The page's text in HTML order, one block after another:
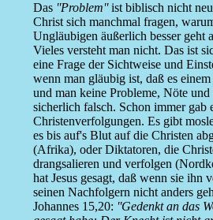
Das ''Problem''ist biblisch nicht
Christ sich manchmal fragen,
Ungläubigen äußerlich besser geht
Vieles versteht man nicht. Das ist
eine Frage der Sichtweise und
wenn man gläubig ist, daß es
und man keine Probleme, Nöte
sicherlich falsch. Schon immer gab
Christenverfolgungen. Es gibt
es bis auf's Blut auf die Christen
(Afrika), oder Diktatoren, die
drangsalieren und verfolgen
hat Jesus gesagt, daß wenn sie ihn
seinen Nachfolgern nicht anders
Johannes 15,20: ''Gedenkt an das